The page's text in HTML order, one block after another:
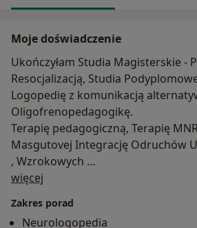
Moje doświadczenie
Ukończyłam Studia Magisterskie -
Resocjalizacją, Studia
Logopedię z komunikacją
Oligofrenopedagogikę.
Terapię pedagogiczną, Terapię
Masgutovej Integrację Odruchów
, Wzrokowych
i Słuchowych, NeuroTaktylną,
różnymi zaburzeniami
więcej
Zakres porad
Neurologopedia